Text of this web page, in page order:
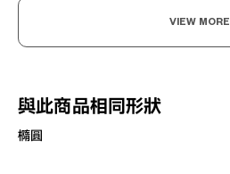
VIEW MORE
與此商品相同形狀
橢圓